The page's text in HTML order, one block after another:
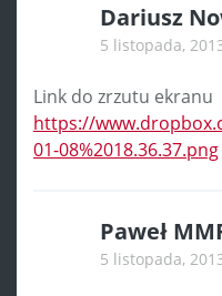
Dariusz
5 listopada,
Link do zrzutu ekranu
https://
01-08%2018.36.37.png
Paweł
5 listopada,